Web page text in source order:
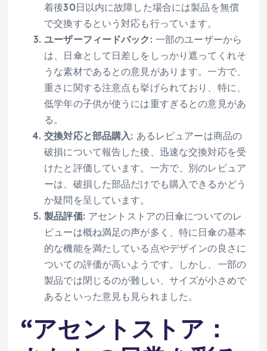
着後30日以内に故障した場合には製品を無償
で交換するという対応も行っています。
ユーザーフィードバック : 一部のユーザーから
は、日傘として日差しをしっかり遮ってくれそ
うな素材であるとの意見があります。一方で、
重さに関する注意点も挙げられており、特に、
低学年の子供が使うには重すぎるとの意見があ
る。
交換対応と部品購入: あるレビュアーは商品の
破損について報告した後、迅速な交換対応を受
けたと評価しています。一方で、別のレビュア
ーは、破損した部品だけでも購入できるかどう
か疑問を呈しています。
製品評価: アセントストアの日傘についてのレ
ビューは概ね満足の声が多く、特に日傘の基本
的な機能を満たしている点やデザインの良さに
ついての評価が高いようです。しかし、一部の
製品では閉じるのが難しい、サイズが小さめで
あるといった意見も見られました。
“アセントストア：